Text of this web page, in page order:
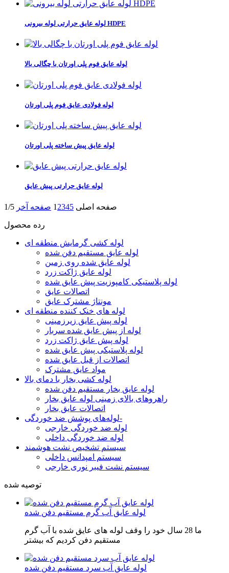
لوله عایق حرارتی لوله بیرونی HDPE
لوله عایق فوم پلی اورتان با چگالی بالا
لوله فولادی عایق فوم پلی اورتان
لوله عایق پیش ساخته پلی اورتان
لوله عایق حرارتی پیش عایق
صفحه اصلی 1 2345 صفحه آخر 1/5
رده محصول
لوله کشی گرمایش منطقه ای
لوله عایق مستقیم دفن شده
لوله عایق شده روی زمین
لوله عایق ژاکت زرد
لوله پلاستیکی کامپوزیت پیش عایق شده
اتصالات عایق
مونتاژ مشترک عایق
لوله های خنک کننده منطقه ای
لوله پیش عایق زیرزمینی
لوله از پیش عایق شده سربار
لوله پیش عایق ژاکت زرد
لوله پلاستیکی پیش عایق شده
اتصالات از قبل عایق شده
مواد عایق مشترک
لوله کشی بخار با دمای بالا
لوله عایق بخار مستقیم دفن شده
راهروهای بالای زمینی لوله عایق بخار
اتصالات عایق بخار
لوله‌های پوشش ضد خوردگی-
لوله ضد خوردگی خارجی
لوله ضد خوردگی داخلی
سیستم تشخیص نشت هوشمند
سیستم امپدانس داخلی
سیستم نشت فیبر نوری خارجی
توصیه شده
لوله عایق آب گرم مستقیم دفن شده
ما 28 سال خود را وقف لوله های عایق شده با آب گرم
مستقیم دفن کردیم که بیشتر
لوله عایق آب سرد مستقیم دفن شده